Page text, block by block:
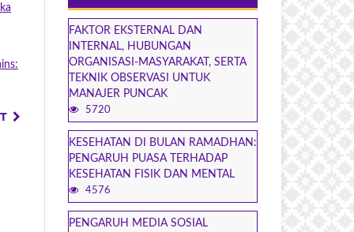
FAKTOR EKSTERNAL DAN
INTERNAL, HUBUNGAN
ORGANISASI-MASYARAKAT, SERTA
TEKNIK OBSERVASI UNTUK
MANAJER PUNCAK
5720
KESEHATAN DI BULAN RAMADHAN:
PENGARUH PUASA TERHADAP
KESEHATAN FISIK DAN MENTAL
4576
PENGARUH MEDIA SOSIAL